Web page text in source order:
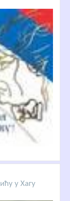
у Хагу